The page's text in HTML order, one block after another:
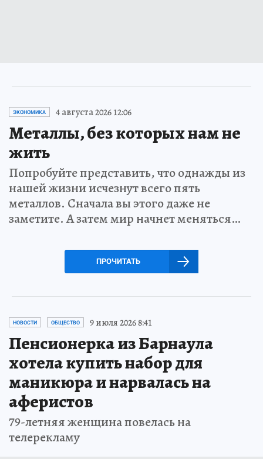
ЭКОНОМИКА 4 августа 2026 12:06
Металлы, без которых нам не
жить
Попробуйте представить, что однажды из
нашей жизни исчезнут всего пять
металлов. Сначала вы этого даже не
заметите. А затем мир начнет меняться…
ПРОЧИТАТЬ
НОВОСТИ ОБЩЕСТВО 9 июля 2026 8:41
Пенсионерка из Барнаула
хотела купить набор для
маникюра и нарвалась на
аферистов
79-летняя женщина повелась на
телерекламу